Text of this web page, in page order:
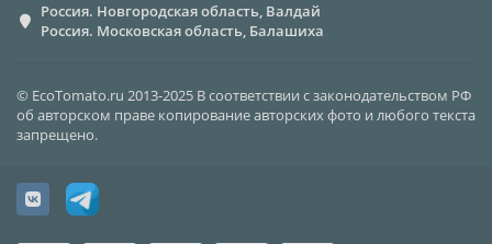
Россия. Новгородская область, Валдай
Россия. Московская область, Балашиха
© EcoTomato.ru 2013-2025 В соответствии с законодательством РФ
об авторском праве копирование авторских фото и любого текста
запрещено.